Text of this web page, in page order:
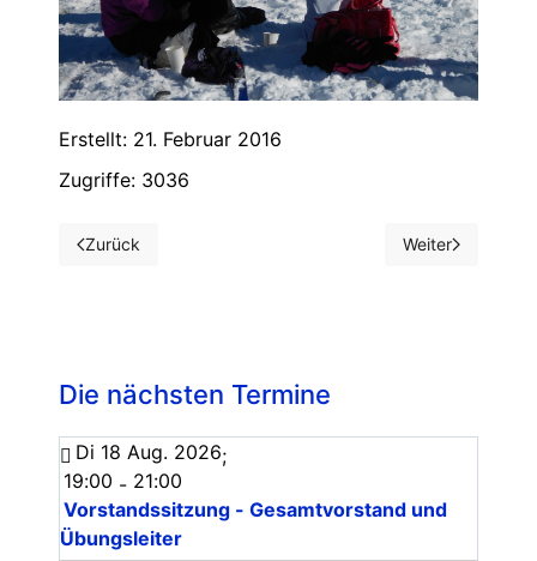
Erstellt: 21. Februar 2016
Zugriffe: 3036
Vorheriger Beitrag: TG Turnerinnen bei der
Zurück Nächster
Weiter
Die nächsten Termine
Di 18 Aug. 2026;
19:00 - 21:00
Vorstandssitzung - Gesamtvorstand und
Übungsleiter